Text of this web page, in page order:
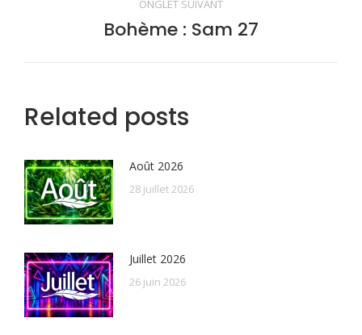
commentaire
ONGLET SUIVANT
Onglet
Bohème : Sam 27
Related posts
Août 2026
28 juillet 2026
Juillet 2026
26 juin 2026